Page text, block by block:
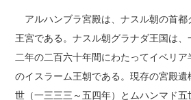
アルハンブラ宮殿は、ナスル朝の首都
王宮である。ナスル朝グラナダ王国は
二年の二百六十年間にわたってイベリ
のイスラーム王朝である。現存の宮殿
世（一三三三～五四年）とムハンマド